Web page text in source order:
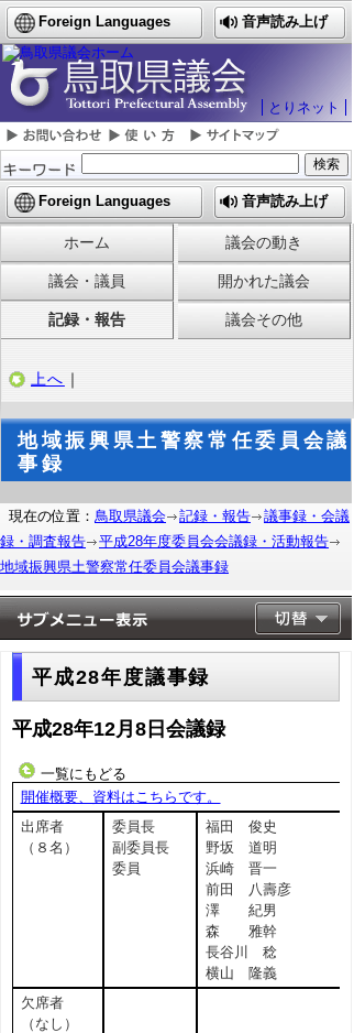
Foreign Languages 音声読み上げ
とりネット
Foreign Languages 音声読み上げ
ホーム 議会の動き
議会・議員 開かれた議会
記録・報告 議会その他
上へ ｜
地域振興県土警察常任委員会議
事録
現在の位置： 鳥取県議会 記録・報告
議事録・会議
録・調査報告
平成28年度委員会会議録・活動報告
地域振興県土警察常任委員会議事録
平成28年度議事録
平成28年12月8日会議録
一覧にもどる
開催概要、資料はこちらです。
出席者
（８名）
委員長
副委員長
委員
福田 俊史
野坂 道明
浜崎 晋一
前田 八壽彦
澤 紀男
森 雅幹
長谷川 稔
横山 隆義
欠席者
（なし）